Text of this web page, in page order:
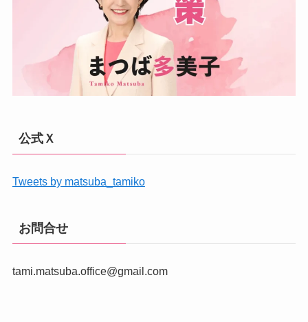
公式Ｘ
Tweets by matsuba_tamiko
お問合せ
tami.matsuba.office@gmail.com